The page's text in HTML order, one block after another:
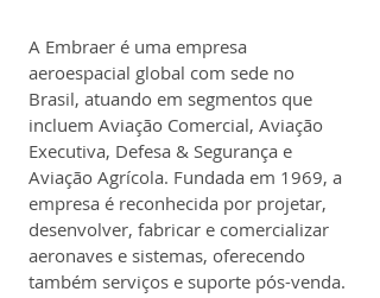
A Embraer é uma empresa
aeroespacial global com sede no
Brasil, atuando em segmentos que
incluem Aviação Comercial, Aviação
Executiva, Defesa & Segurança e
Aviação Agrícola. Fundada em 1969, a
empresa é reconhecida por projetar,
desenvolver, fabricar e comercializar
aeronaves e sistemas, oferecendo
também serviços e suporte pós-venda.